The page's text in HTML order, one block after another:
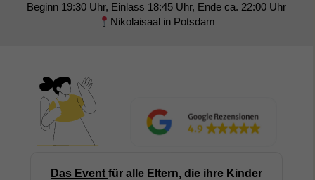
Beginn 19:30 Uhr, Einlass 18:45 Uhr, Ende ca. 22:00 Uhr
Nikolaisaal in Potsdam
Das Event für alle Eltern, die ihre Kinder